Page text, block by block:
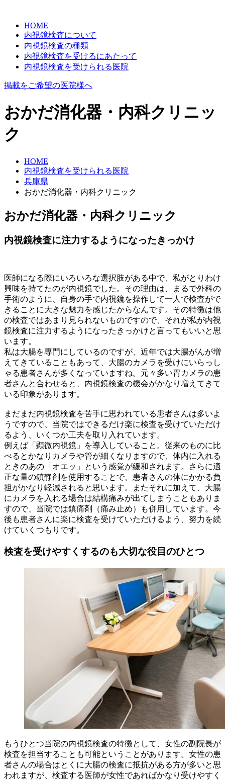
HOME
内視鏡検査について
内視鏡検査の種類
内視鏡検査を受けるにあたって
内視鏡検査を受けられる医院
掲載をご希望の医院様へ
おかだ消化器・内科クリニッ
ク
HOME
内視鏡検査を受けられる医院
兵庫県
おかだ消化器・内科クリニック
おかだ消化器・内科クリニック
内視鏡検査に注力するようになったきっかけ
医師になる際にいろいろな選択肢がある中で、私がとりわけ
興味を持てたのが内視鏡でした。その理由は、まるで外科の
手術のように、自身の手で内視鏡を操作して一人で検査がで
きることに大きな魅力を感じたからなんです。その特徴は他
の検査ではあまり見られないものですので、それが私が内視
鏡検査に注力するようになったきっかけと言ってもいいと思
います。
私は大腸を専門にしているのですが、近年では大腸がんが増
えてきていることもあって、大腸のカメラを受けにいらっし
ゃる患者さんが多くなっていますね。元々多い胃カメラの患
者さんと合わせると、内視鏡検査の機会がかなり増えてきて
いる印象があります。
まだまだ内視鏡検査を苦手に思われている患者さんは多いよ
うですので、当院ではできるだけ楽に検査を受けていただけ
るよう、いくつか工夫を取り入れています。
例えば「顕微内視鏡」を導入していること。従来のものに比
べるとかなりカメラや管が細くなりますので、体内に入れる
ときのあの「オエッ」という感覚が緩和されます。さらに適
正な量の鎮静剤を使用することで、患者さんの体にかかる負
担がかなり軽減されると思います。またそれに加えて、大腸
にカメラを入れる場合は結構痛みが出てしまうこともありま
すので、当院では鎮痛剤（痛み止め）も併用しています。今
後も患者さんに楽に検査を受けていただけるよう、努力を続
けていくつもりです。
検査を受けやすくするのも大切な役目のひとつ
もうひとつ当院の内視鏡検査の特徴として、女性の副院長が
検査を担当することも可能ということがあります。女性の患
者さんの場合はとくに大腸の検査に抵抗がある方が多いと思
われますが、検査する医師が女性であればかなり受けやすく